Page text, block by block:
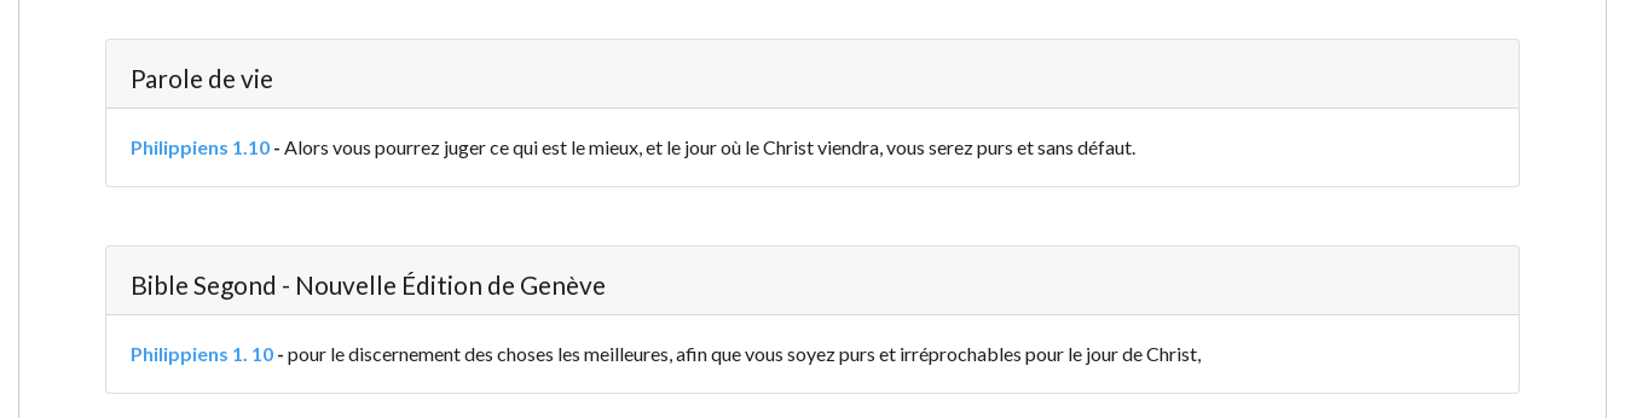
Parole de vie
Philippiens 1.10- Alors vous pourrez juger ce qui est le mieux, et le jour où le Christ viendra, vous serez purs et sans défaut.
Bible Segond - Nouvelle Édition de Genève
Philippiens 1. 10- pour le discernement des choses les meilleures, afin que vous soyez purs et irréprochables pour le jour de Christ,